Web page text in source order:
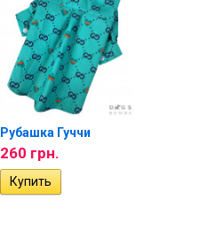
Рубашка Гуччи
260 грн.